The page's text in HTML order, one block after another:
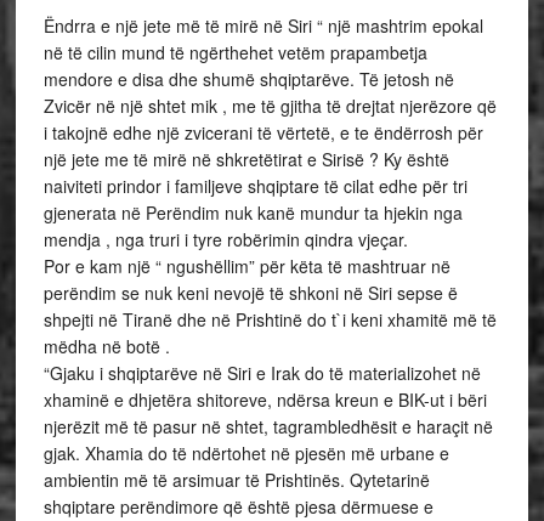
Ëndrra e një jete më të mirë në Siri “ një mashtrim epokal
në të cilin mund të ngërthehet vetëm prapambetja
mendore e disa dhe shumë shqiptarëve. Të jetosh në
Zvicër në një shtet mik , me të gjitha të drejtat njerëzore që
i takojnë edhe një zvicerani të vërtetë, e te ëndërrosh për
një jete me të mirë në shkretëtirat e Sirisë ? Ky është
naiviteti prindor i familjeve shqiptare të cilat edhe për tri
gjenerata në Perëndim nuk kanë mundur ta hjekin nga
mendja , nga truri i tyre robërimin qindra vjeçar.
Por e kam një “ ngushëllim” për këta të mashtruar në
perëndim se nuk keni nevojë të shkoni në Siri sepse ë
shpejti në Tiranë dhe në Prishtinë do t`i keni xhamitë më të
mëdha në botë .
“Gjaku i shqiptarëve në Siri e Irak do të materializohet në
xhaminë e dhjetëra shitoreve, ndërsa kreun e BIK-ut i bëri
njerëzit më të pasur në shtet, tagrambledhësit e haraçit në
gjak. Xhamia do të ndërtohet në pjesën më urbane e
ambientin më të arsimuar të Prishtinës. Qytetarinë
shqiptare perëndimore që është pjesa dërmuese e